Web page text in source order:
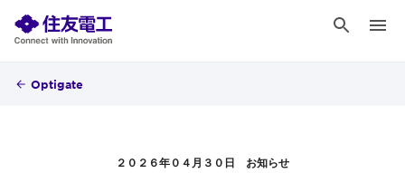
Optigate
２０２６年０４月３０日 お知らせ